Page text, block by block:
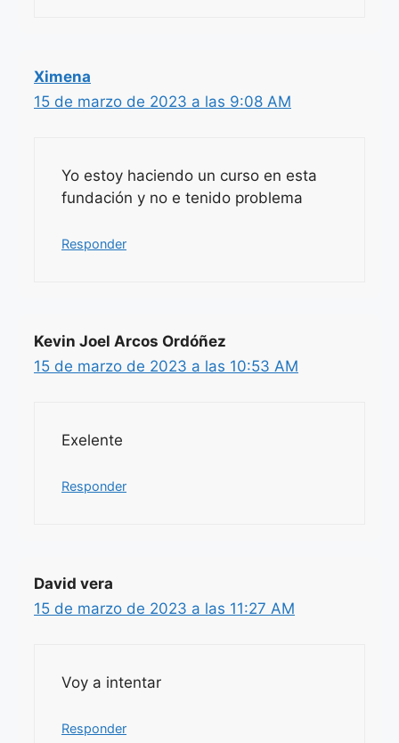
Ximena
15 de marzo de 2023 a las 9:08 AM
Yo estoy haciendo un curso en esta
fundación y no e tenido problema
Responder
Kevin Joel Arcos Ordóñez
15 de marzo de 2023 a las 10:53 AM
Exelente
Responder
David vera
15 de marzo de 2023 a las 11:27 AM
Voy a intentar
Responder